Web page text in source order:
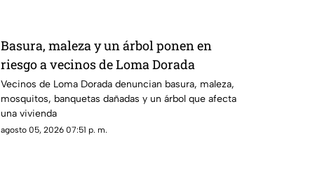
Basura, maleza y un árbol ponen en
riesgo a vecinos de Loma Dorada
Vecinos de Loma Dorada denuncian basura, maleza,
mosquitos, banquetas dañadas y un árbol que afecta
una vivienda
agosto 05, 2026 07:51 p. m.